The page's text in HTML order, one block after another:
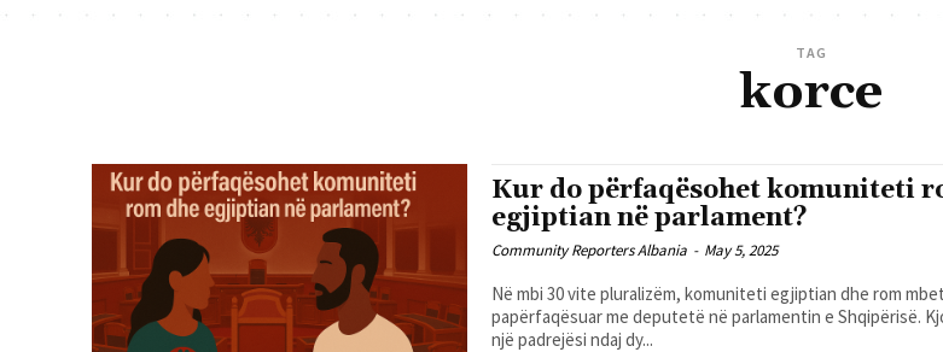
TAG
korce
Kur do përfaqësohet komuniteti
egjiptian në parlament?
Community Reporters Albania - May 5, 2025
Në mbi 30 vite pluralizëm, komuniteti egjiptian dhe rom
papërfaqësuar me deputetë në parlamentin e Shqipërisë.
një padrejësi ndaj dy...